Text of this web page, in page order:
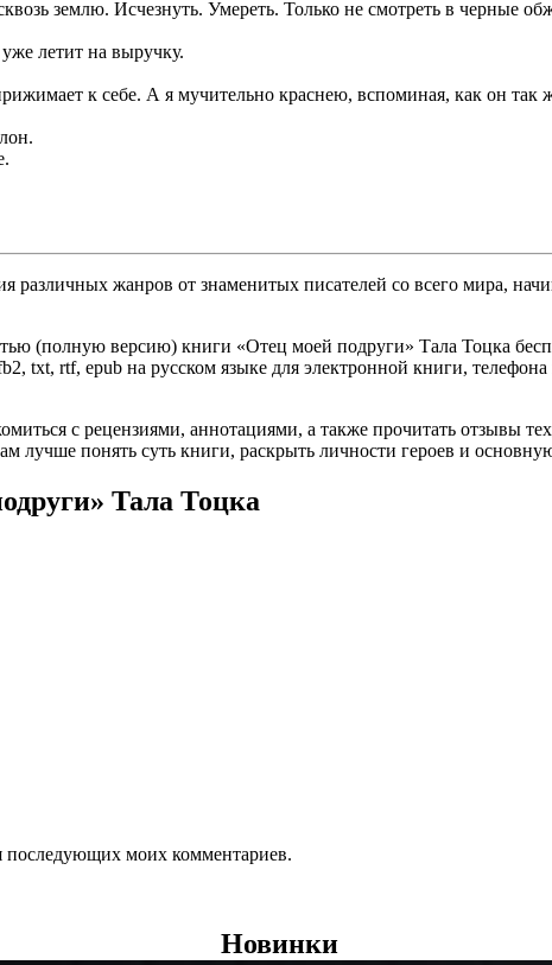
землю. Исчезнуть. Умереть. Только не смотреть в черные
летит на выручку.
к себе. А я мучительно краснею, вспоминая, как он так
жанров от знаменитых писателей со всего мира,
(полную версию) книги «Отец моей подруги» Тала Тоцка
txt, rtf, epub на русском языке для электронной книги,
с рецензиями, аннотациями, а также прочитать отзывы
лучше понять суть книги, раскрыть личности героев и
Тала Тоцка
последующих моих комментариев.
Новинки